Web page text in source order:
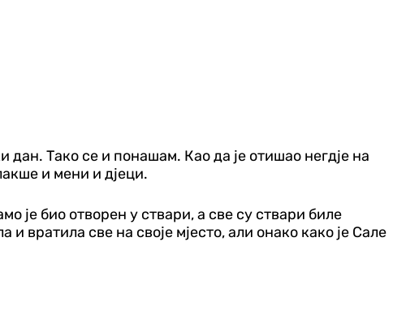
Тако се и понашам. Као да је отишао негдје на
и мени и дјеци.
је био отворен у ствари, а све су ствари биле
вратила све на своје мјесто, али онако како је Сале